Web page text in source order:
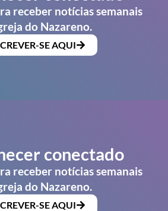
receber notícias semanais
do Nazareno.
SE AQUI
conectado
receber notícias semanais
do Nazareno.
SE AQUI